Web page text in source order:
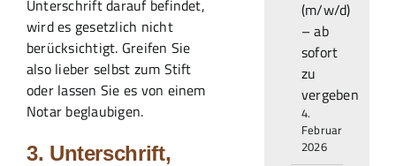
Unterschrift darauf befindet,
wird es gesetzlich nicht
berücksichtigt. Greifen Sie
also lieber selbst zum Stift
oder lassen Sie es von einem
Notar beglaubigen.
3. Unterschrift,
(m/w/d)
– ab
sofort
zu
vergeben
4.
Februar
2026